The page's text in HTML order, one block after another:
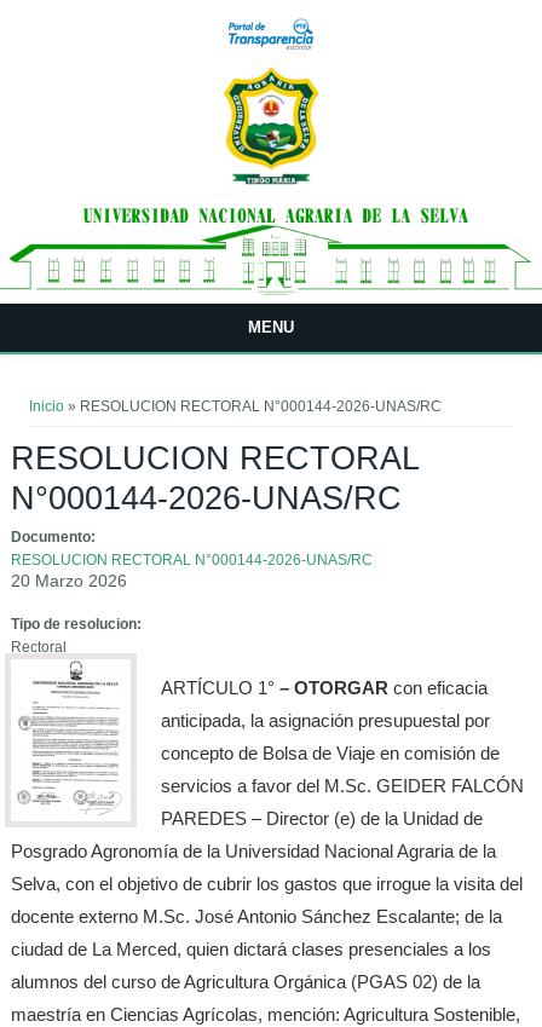
MENU
Inicio » RESOLUCION RECTORAL N°000144-2026-UNAS/RC
RESOLUCION RECTORAL
N°000144-2026-UNAS/RC
Documento:
RESOLUCION RECTORAL N°000144-2026-UNAS/RC
20 Marzo 2026
Tipo de resolucion:
Rectoral
ARTÍCULO 1°– OTORGAR con eficacia
anticipada, la asignación presupuestal por
concepto de Bolsa de Viaje en comisión de
servicios a favor del M.Sc. GEIDER FALCÓN
PAREDES – Director (e) de la Unidad de
Posgrado Agronomía de la Universidad Nacional Agraria de la
Selva, con el objetivo de cubrir los gastos que irrogue la visita del
docente externo M.Sc. José Antonio Sánchez Escalante; de la
ciudad de La Merced, quien dictará clases presenciales a los
alumnos del curso de Agricultura Orgánica (PGAS 02) de la
maestría en Ciencias Agrícolas, mención: Agricultura Sostenible,